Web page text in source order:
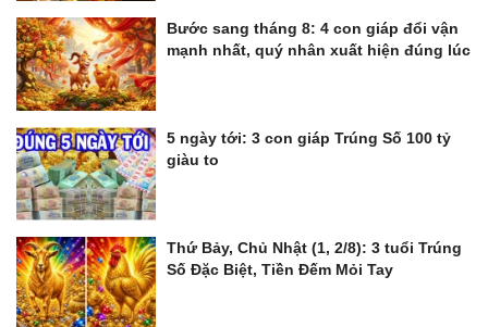
Bước sang tháng 8: 4 con giáp đổi vận
mạnh nhất, quý nhân xuất hiện đúng lúc
5 ngày tới: 3 con giáp Trúng Số 100 tỷ
giàu to
Thứ Bảy, Chủ Nhật (1, 2/8): 3 tuổi Trúng
Số Đặc Biệt, Tiền Đếm Mỏi Tay